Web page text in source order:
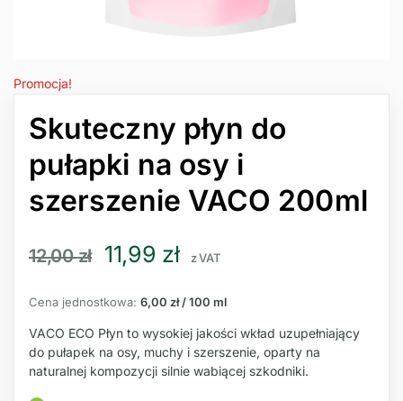
Promocja!
Skuteczny płyn do
pułapki na osy i
szerszenie VACO 200ml
12,00zł 11,99 zł z VAT
Cena jednostkowa: 6,00 zł / 100 ml
VACO ECO Płyn to wysokiej jakości wkład uzupełniający
do pułapek na osy, muchy i szerszenie, oparty na
naturalnej kompozycji silnie wabiącej szkodniki.